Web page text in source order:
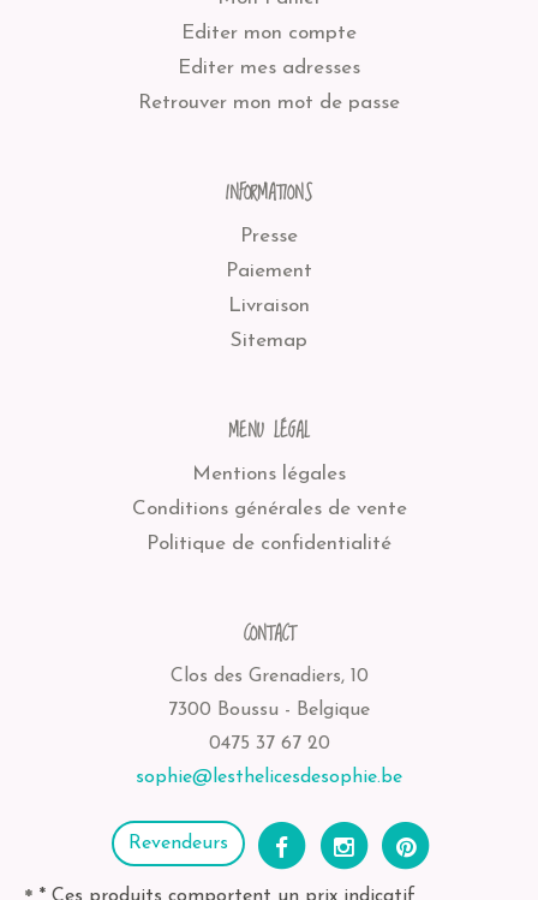
Editer mon compte
Editer mes adresses
Retrouver mon mot de passe
INFORMATIONS
Presse
Paiement
Livraison
Sitemap
MENU LÉGAL
Mentions légales
Conditions générales de vente
Politique de confidentialité
CONTACT
Clos des Grenadiers, 10
7300 Boussu - Belgique
0475 37 67 20
sophie@lesthelicesdesophie.be
Revendeurs
* Ces produits comportent un prix indicatif